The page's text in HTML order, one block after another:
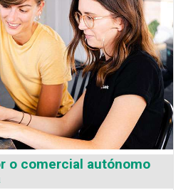
o comercial autónomo